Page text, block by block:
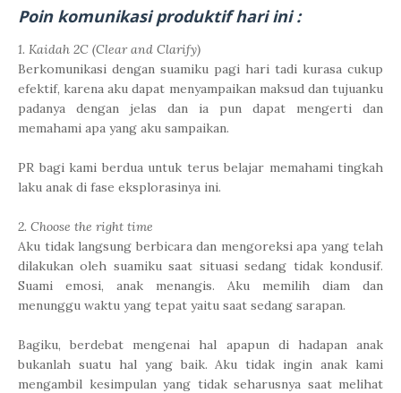
Poin komunikasi produktif hari ini :
1. Kaidah 2C (Clear and Clarify)
Berkomunikasi dengan suamiku pagi hari tadi kurasa cukup
efektif, karena aku dapat menyampaikan maksud dan tujuanku
padanya dengan jelas dan ia pun dapat mengerti dan
memahami apa yang aku sampaikan.
PR bagi kami berdua untuk terus belajar memahami tingkah
laku anak di fase eksplorasinya ini.
2. Choose the right time
Aku tidak langsung berbicara dan mengoreksi apa yang telah
dilakukan oleh suamiku saat situasi sedang tidak kondusif.
Suami emosi, anak menangis. Aku memilih diam dan
menunggu waktu yang tepat yaitu saat sedang sarapan.
Bagiku, berdebat mengenai hal apapun di hadapan anak
bukanlah suatu hal yang baik. Aku tidak ingin anak kami
mengambil kesimpulan yang tidak seharusnya saat melihat